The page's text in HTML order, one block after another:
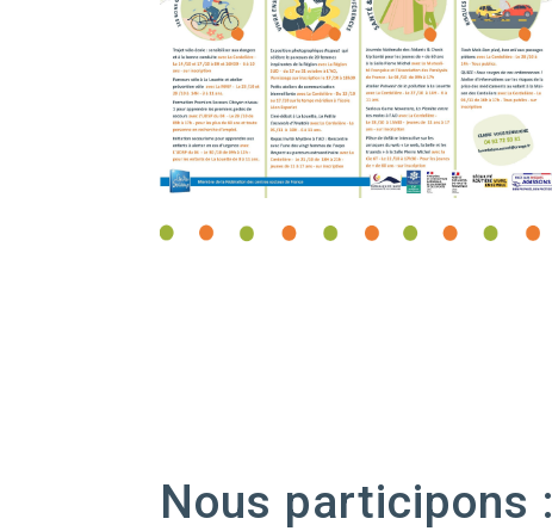
Nous participons :